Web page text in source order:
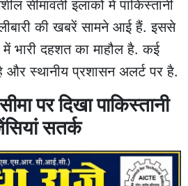
सीमावर्ती इलाकों में पाकिस्तानी
की खबरें सामने आई हैं. इससे
में भारी दहशत का माहौल है. कई
और स्थानीय प्रशासन अलर्ट पर है.
पर दिखा पाकिस्तानी
सतर्क